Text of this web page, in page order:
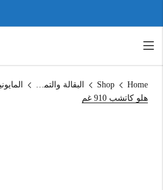
Home
Shop البقالة والتموين
هلو كاتشب 910 غم